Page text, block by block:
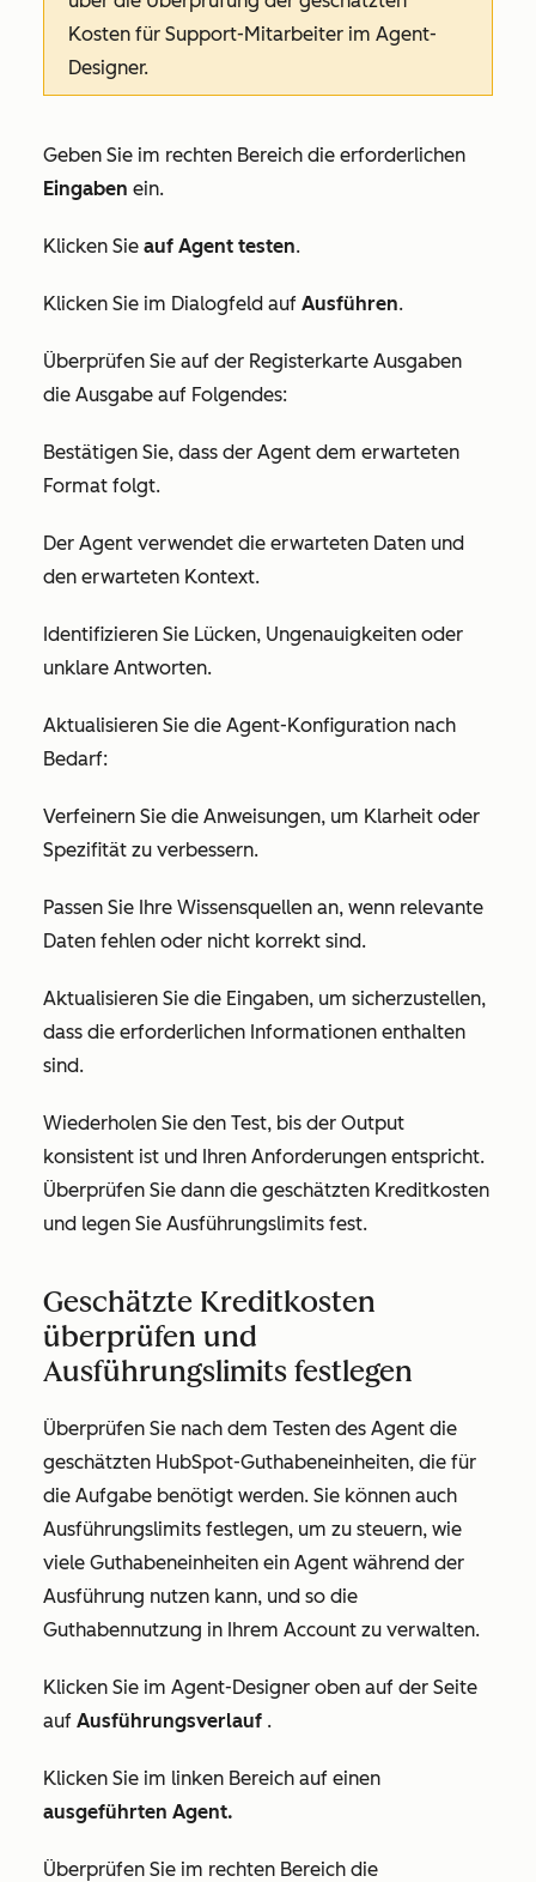
Kosten für Support-Mitarbeiter im Agent-
Designer.
Geben Sie im rechten Bereich die erforderlichen
Eingaben ein.
Klicken Sie auf Agent testen.
Klicken Sie im Dialogfeld auf Ausführen.
Überprüfen Sie auf der Registerkarte Ausgaben
die Ausgabe auf Folgendes:
Bestätigen Sie, dass der Agent dem erwarteten
Format folgt.
Der Agent verwendet die erwarteten Daten und
den erwarteten Kontext.
Identifizieren Sie Lücken, Ungenauigkeiten oder
unklare Antworten.
Aktualisieren Sie die Agent-Konfiguration nach
Bedarf:
Verfeinern Sie die Anweisungen, um Klarheit oder
Spezifität zu verbessern.
Passen Sie Ihre Wissensquellen an, wenn relevante
Daten fehlen oder nicht korrekt sind.
Aktualisieren Sie die Eingaben, um sicherzustellen,
dass die erforderlichen Informationen enthalten
sind.
Wiederholen Sie den Test, bis der Output
konsistent ist und Ihren Anforderungen entspricht.
Überprüfen Sie dann die geschätzten Kreditkosten
und legen Sie Ausführungslimits fest.
Geschätzte Kreditkosten
überprüfen und
Ausführungslimits festlegen
Überprüfen Sie nach dem Testen des Agent die
geschätzten HubSpot-Guthabeneinheiten, die für
die Aufgabe benötigt werden. Sie können auch
Ausführungslimits festlegen, um zu steuern, wie
viele Guthabeneinheiten ein Agent während der
Ausführung nutzen kann, und so die
Guthabennutzung in Ihrem Account zu verwalten.
Klicken Sie im Agent-Designer oben auf der Seite
auf Ausführungsverlauf .
Klicken Sie im linken Bereich auf einen
ausgeführten Agent.
Überprüfen Sie im rechten Bereich die